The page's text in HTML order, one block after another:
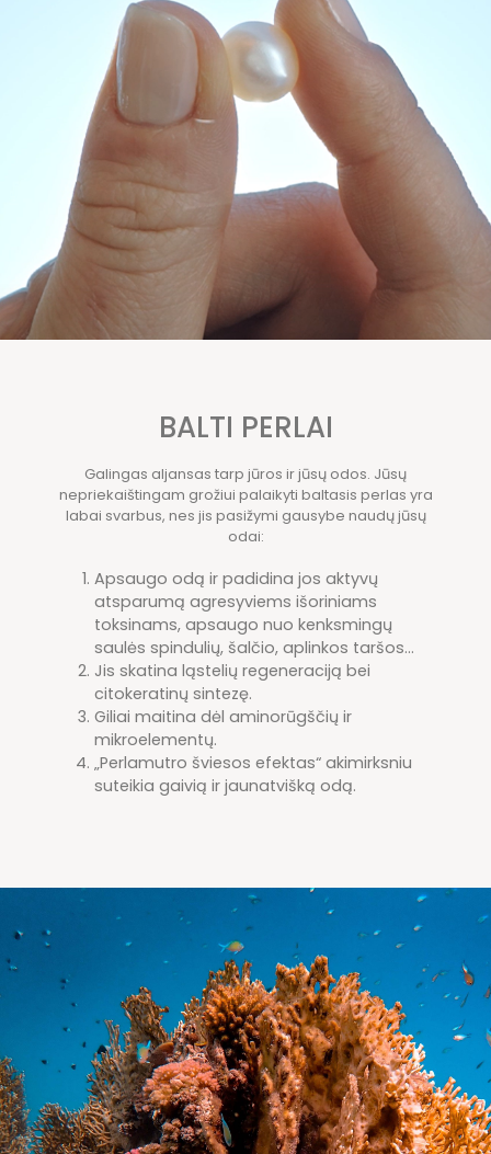
BALTI PERLAI
Galingas aljansas tarp jūros ir jūsų odos. Jūsų
nepriekaištingam grožiui palaikyti baltasis perlas yra
labai svarbus, nes jis pasižymi gausybe naudų jūsų
odai:
Apsaugo odą ir padidina jos aktyvų
atsparumą agresyviems išoriniams
toksinams, apsaugo nuo kenksmingų
saulės spindulių, šalčio, aplinkos taršos...
Jis skatina ląstelių regeneraciją bei
citokeratinų sintezę.
Giliai maitina dėl aminorūgščių ir
mikroelementų.
„Perlamutro šviesos efektas“ akimirksniu
suteikia gaivią ir jaunatvišką odą.